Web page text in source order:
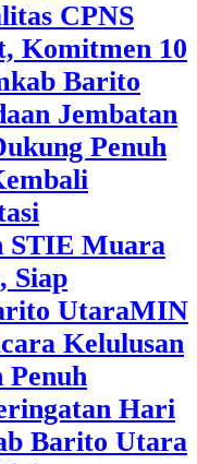
CPNS
Komitmen 10
Barito
Jembatan
Penuh
STIE Muara
Siap
UtaraMIN
Kelulusan
Penuh
Hari
Barito Utara